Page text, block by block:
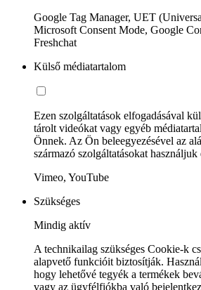
Google Tag Manager, UET
Microsoft Consent Mode, Google
Freshchat
Külső médiatartalom
Ezen szolgáltatások elfogadásával
tárolt videókat vagy egyéb
Önnek. Az Ön beleegyezésével az
származó szolgáltatásokat
Vimeo, YouTube
Szükséges
Mindig aktív
A technikailag szükséges Cookie-k
alapvető funkcióit biztosítják.
hogy lehetővé tegyék a termékek
vagy az ügyfélfiókba való